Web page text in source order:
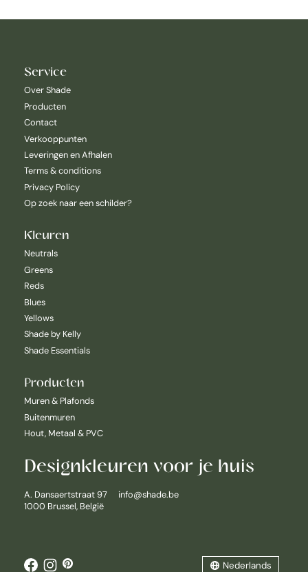
Service
Over Shade
Producten
Contact
Verkooppunten
Leveringen en Afhalen
Terms & conditions
Privacy Policy
Op zoek naar een schilder?
Kleuren
Neutrals
Greens
Reds
Blues
Yellows
Shade by Kelly
Shade Essentials
Producten
Muren & Plafonds
Buitenmuren
Hout, Metaal & PVC
Designkleuren voor je huis
A. Dansaertstraat 97
1000 Brussel, België
info@shade.be
Nederlands